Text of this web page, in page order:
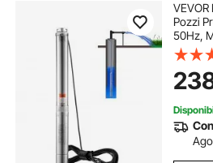
Pozzi
50Hz,
9,1m,